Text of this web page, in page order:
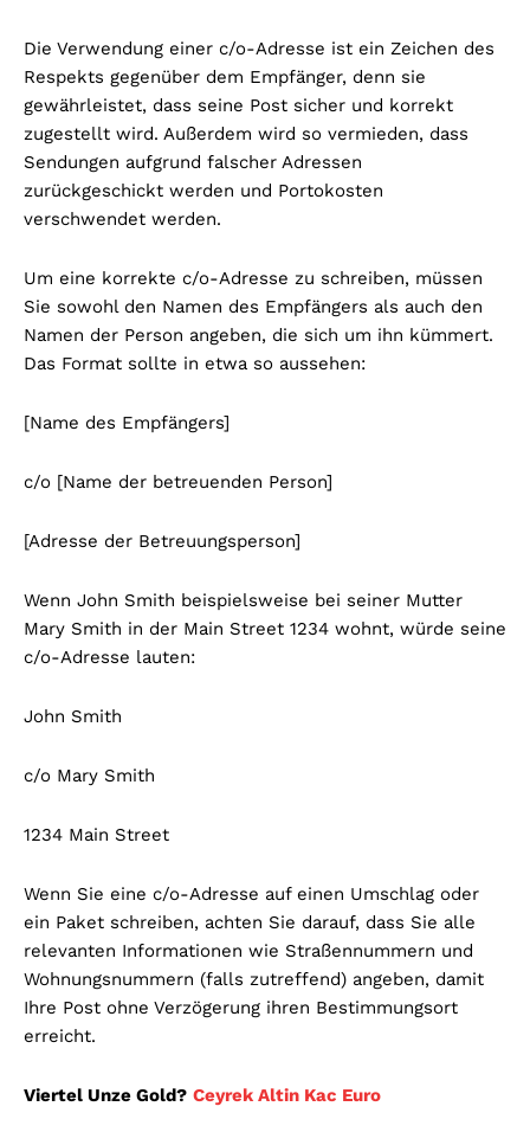
Die Verwendung einer c/o-Adresse ist ein Zeichen des
Respekts gegenüber dem Empfänger, denn sie
gewährleistet, dass seine Post sicher und korrekt
zugestellt wird. Außerdem wird so vermieden, dass
Sendungen aufgrund falscher Adressen
zurückgeschickt werden und Portokosten
verschwendet werden.
Um eine korrekte c/o-Adresse zu schreiben, müssen
Sie sowohl den Namen des Empfängers als auch den
Namen der Person angeben, die sich um ihn kümmert.
Das Format sollte in etwa so aussehen:
[Name des Empfängers]
c/o [Name der betreuenden Person]
[Adresse der Betreuungsperson]
Wenn John Smith beispielsweise bei seiner Mutter
Mary Smith in der Main Street 1234 wohnt, würde seine
c/o-Adresse lauten:
John Smith
c/o Mary Smith
1234 Main Street
Wenn Sie eine c/o-Adresse auf einen Umschlag oder
ein Paket schreiben, achten Sie darauf, dass Sie alle
relevanten Informationen wie Straßennummern und
Wohnungsnummern (falls zutreffend) angeben, damit
Ihre Post ohne Verzögerung ihren Bestimmungsort
erreicht.
Viertel Unze Gold? Ceyrek Altin Kac Euro